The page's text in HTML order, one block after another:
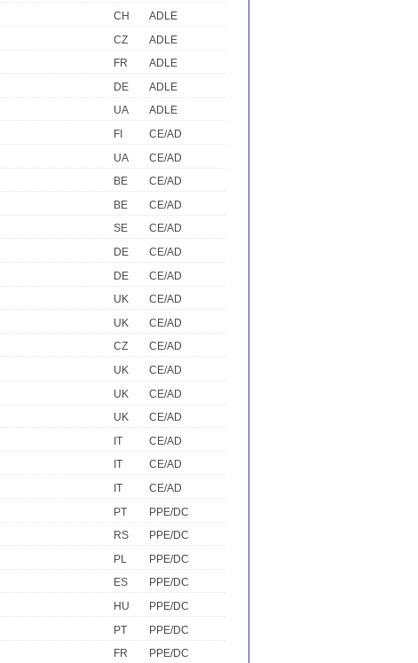
CH
ADLE
CZ
ADLE
FR
ADLE
DE
ADLE
UA
ADLE
FI
CE/AD
UA
CE/AD
BE
CE/AD
BE
CE/AD
SE
CE/AD
DE
CE/AD
DE
CE/AD
UK
CE/AD
UK
CE/AD
CZ
CE/AD
UK
CE/AD
UK
CE/AD
UK
CE/AD
IT
CE/AD
IT
CE/AD
IT
CE/AD
PT
PPE/DC
RS
PPE/DC
PL
PPE/DC
ES
PPE/DC
HU
PPE/DC
PT
PPE/DC
FR
PPE/DC